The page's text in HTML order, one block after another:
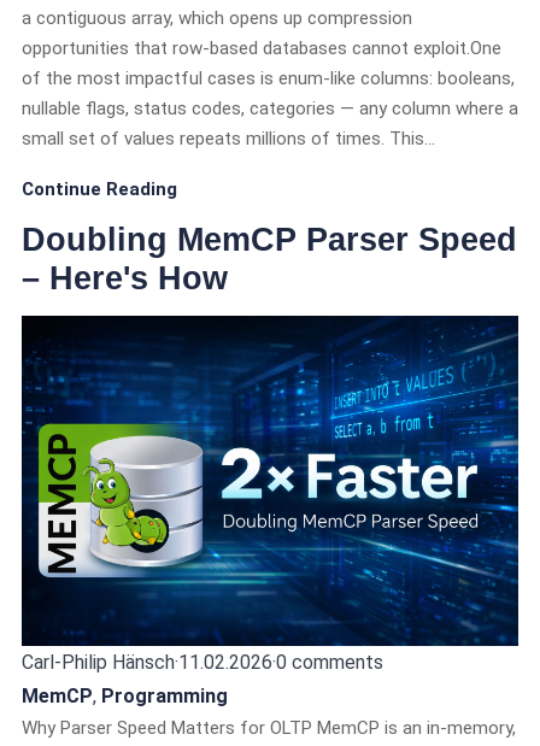
a contiguous array, which opens up compression
opportunities that row-based databases cannot exploit.One
of the most impactful cases is enum-like columns: booleans,
nullable flags, status codes, categories — any column where a
small set of values repeats millions of times. This…
Continue Reading
Doubling MemCP Parser Speed
– Here's How
Carl-Philip Hänsch·11.02.2026·0 comments
MemCP, Programming
Why Parser Speed Matters for OLTP MemCP is an in-memory,